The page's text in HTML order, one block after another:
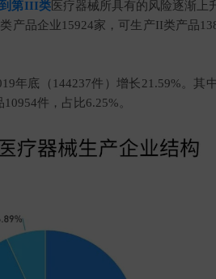
第III类医疗器械所具有的风险逐渐上
产品企业15924家，可生产II类产品
年底（144237件）增长21.59%。其
件，占比6.25%。